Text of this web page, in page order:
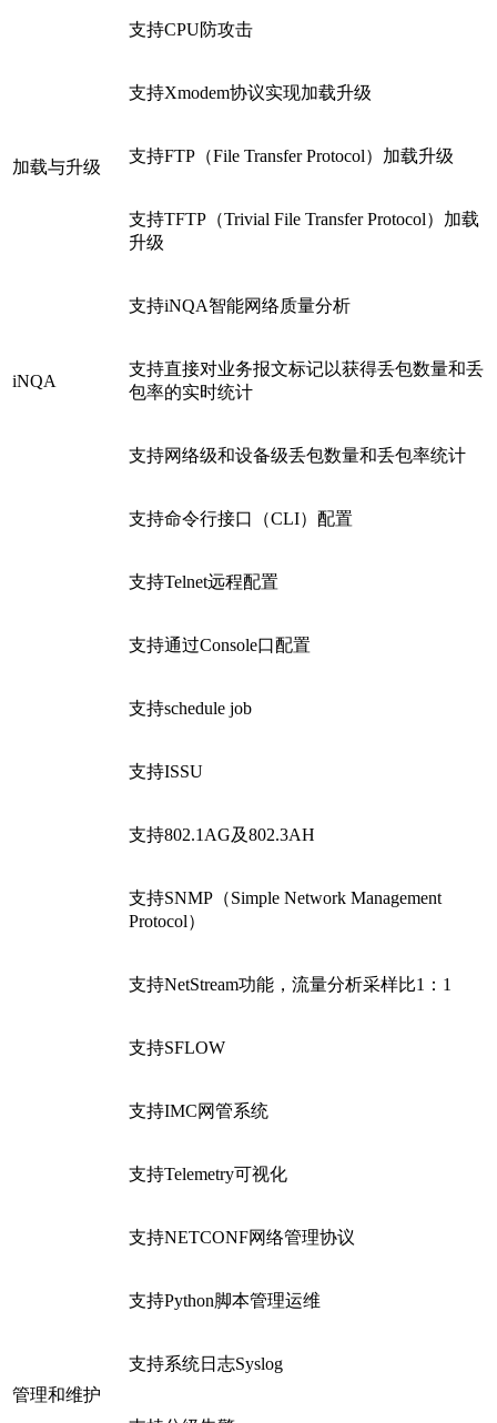
支持CPU防攻击
加载与升级
支持Xmodem协议实现加载升级
支持FTP（File Transfer Protocol）加载升级
支持TFTP（Trivial File Transfer Protocol）加载
升级
iNQA
支持iNQA智能网络质量分析
支持直接对业务报文标记以获得丢包数量和丢
包率的实时统计
支持网络级和设备级丢包数量和丢包率统计
管理和维护
支持命令行接口（CLI）配置
支持Telnet远程配置
支持通过Console口配置
支持schedule job
支持ISSU
支持802.1AG及802.3AH
支持SNMP（Simple Network Management
Protocol）
支持NetStream功能，流量分析采样比1：1
支持SFLOW
支持IMC网管系统
支持Telemetry可视化
支持NETCONF网络管理协议
支持Python脚本管理运维
支持系统日志Syslog